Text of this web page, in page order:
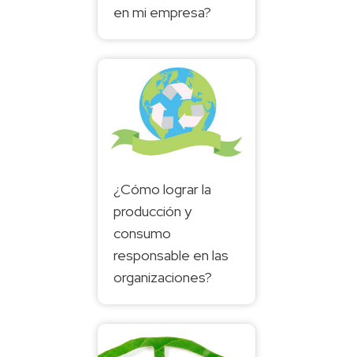
en mi empresa?
¿Cómo lograr la
producción y
consumo
responsable en las
organizaciones?